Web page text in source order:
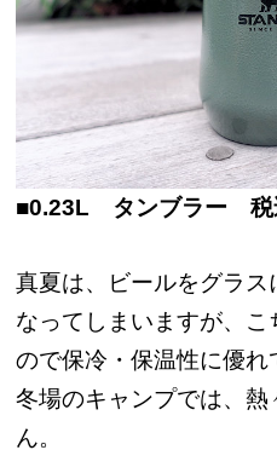
■0.23L タンブラー 税
真夏は、ビールをグラス
なってしまいますが、
ので保冷・保温性に優れ
冬場のキャンプでは、
ん。